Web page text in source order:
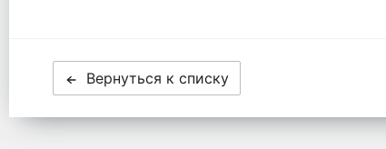
Вернуться к списку